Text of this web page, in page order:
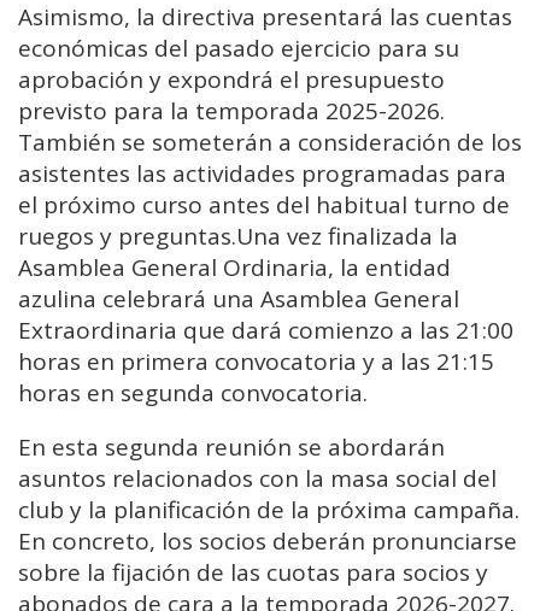
Asimismo, la directiva presentará las cuentas
económicas del pasado ejercicio para su
aprobación y expondrá el presupuesto
previsto para la temporada 2025-2026.
También se someterán a consideración de los
asistentes las actividades programadas para
el próximo curso antes del habitual turno de
ruegos y preguntas.Una vez finalizada la
Asamblea General Ordinaria, la entidad
azulina celebrará una Asamblea General
Extraordinaria que dará comienzo a las 21:00
horas en primera convocatoria y a las 21:15
horas en segunda convocatoria.
En esta segunda reunión se abordarán
asuntos relacionados con la masa social del
club y la planificación de la próxima campaña.
En concreto, los socios deberán pronunciarse
sobre la fijación de las cuotas para socios y
abonados de cara a la temporada 2026-2027.